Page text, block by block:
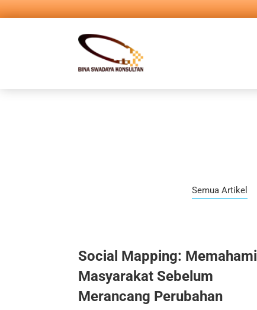
Semua Artikel
Social Mapping: Memahami
Masyarakat Sebelum
Merancang Perubahan